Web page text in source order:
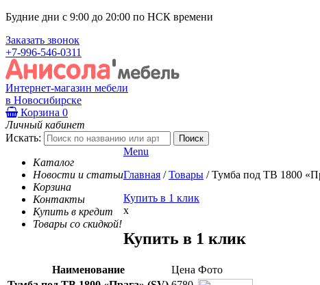
Будние дни с 9:00 до 20:00 по НСК времени
Заказать звонок
+7-996-546-0311
Интернет-магазин мебели
в Новосибирске
Корзина 0
Личный кабинет
Искать:
Каталог
Новости и статьи
Корзина
Контакты
Купить в кредит
Товары со скидкой!
Menu
Главная / Товары / Тумба под ТВ 1800
Купить в 1 клик
x
Купить в 1 клик
Наименование Цена Фото